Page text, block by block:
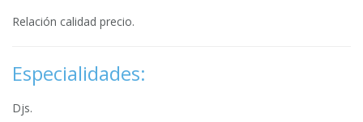
Relación calidad precio.
Especialidades:
Djs.